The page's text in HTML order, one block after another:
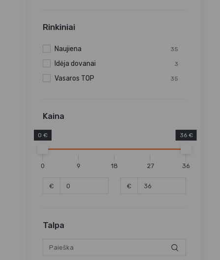
Rinkiniai
Naujiena 35
Idėja dovanai 3
Vasaros TOP 35
Kaina
0 € 36 €
0 9 18 27 36
€ €
Talpa